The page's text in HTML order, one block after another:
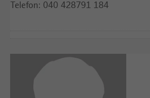
Telefon: 040 428791 184